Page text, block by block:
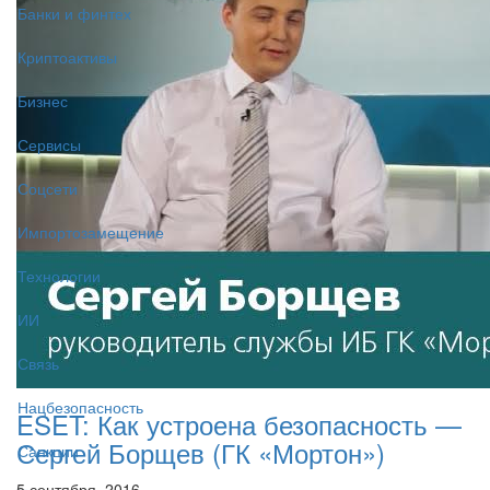
Банки и финтех
Криптоактивы
Бизнес
Сервисы
Соцсети
Импортозамещение
Технологии
ИИ
Связь
Нацбезопасность
Санкции
ESET: Как устроена безопасность —
Сергей Борщев (ГК «Мортон»)